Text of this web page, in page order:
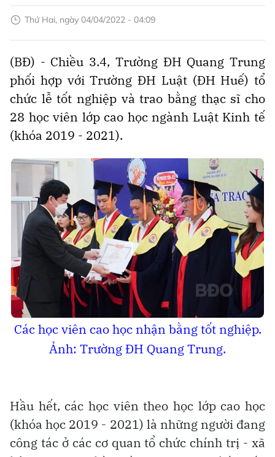
Thứ Hai, ngày 04/04/2022 - 04:09
(BĐ) - Chiều 3.4, Trường ĐH Quang Trung
phối hợp với Trường ĐH Luật (ĐH Huế) tổ
chức lễ tốt nghiệp và trao bằng thạc sĩ cho
28 học viên lớp cao học ngành Luật Kinh tế
(khóa 2019 - 2021).
Các học viên cao học nhận bằng tốt nghiệp.
Ảnh: Trường ĐH Quang Trung.
Hầu hết, các học viên theo học lớp cao học
(khóa học 2019 - 2021) là những người đang
công tác ở các cơ quan tổ chức chính trị - xã